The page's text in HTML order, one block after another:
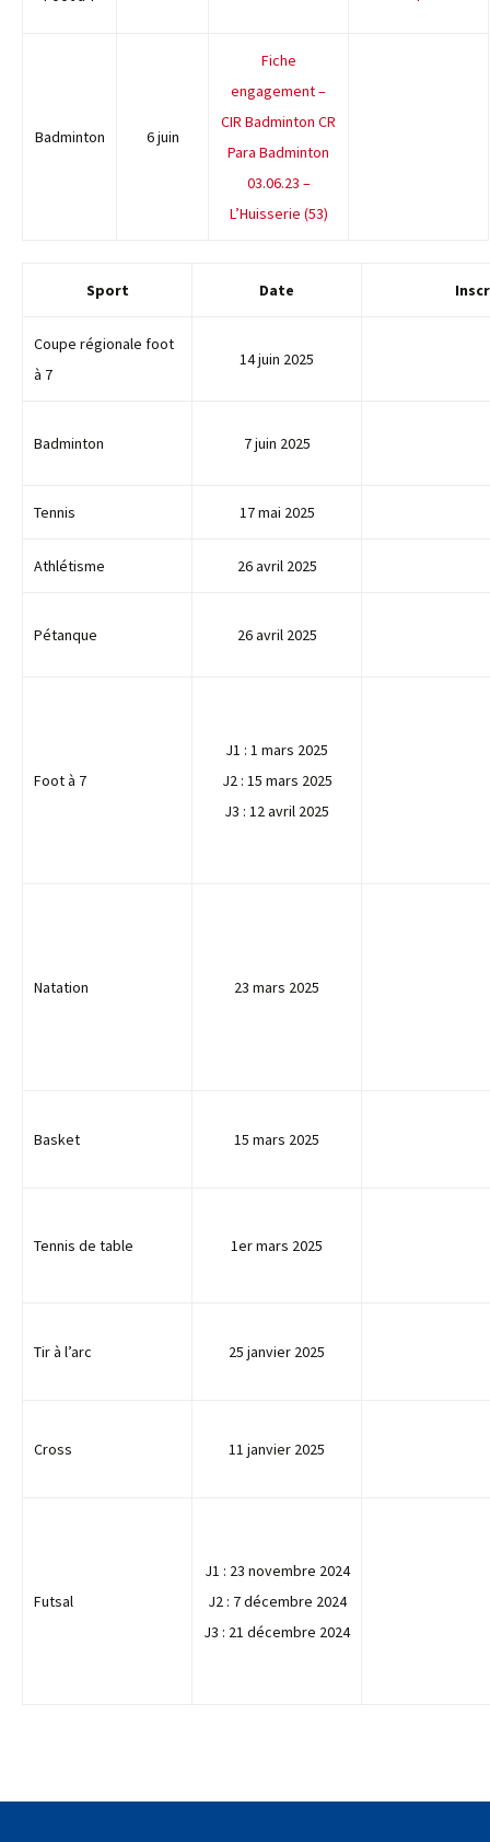
Badminton 6 juin
Fiche
engagement –
CIR Badminton CR
Para Badminton
03.06.23 –
L’Huisserie (53)
Sport Date
Coupe régionale foot
à 7
14 juin 2025
Badminton 7 juin 2025
Tennis 17 mai 2025
Athlétisme 26 avril 2025
Pétanque 26 avril 2025
Foot à 7
J1 : 1 mars 2025
J2 : 15 mars 2025
J3 : 12 avril 2025
Natation 23 mars 2025
Basket 15 mars 2025
Tennis de table 1er mars 2025
Tir à l’arc 25 janvier 2025
Cross 11 janvier 2025
Futsal
J1 : 23 novembre 2024
J2 : 7 décembre 2024
J3 : 21 décembre 2024